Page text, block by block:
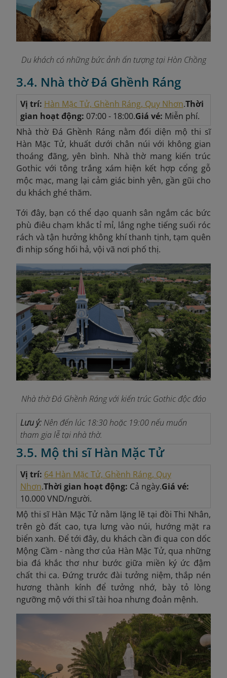
Du khách có những bức ảnh ấn tượng tại Hòn Chồng
3.4. Nhà thờ Đá Ghềnh Ráng
Vị trí: Hàn Mặc Tử, Ghềnh Ráng, Quy Nhơn.Thời
gian hoạt động: 07:00 - 18:00.Giá vé: Miễn phí.
Nhà thờ Đá Ghềnh Ráng nằm đối diện mộ thi sĩ
Hàn Mặc Tử, khuất dưới chân núi với không gian
thoáng đãng, yên bình. Nhà thờ mang kiến trúc
Gothic với tông trắng xám hiện kết hợp cổng gỗ
mộc mạc, mang lại cảm giác binh yên, gần gũi cho
du khách ghé thăm.
Tới đây, bạn có thể dạo quanh sân ngắm các bức
phù điêu chạm khắc tỉ mỉ, lắng nghe tiếng suối róc
rách và tận hưởng không khí thanh tịnh, tạm quên
đi nhịp sống hối hả, vội vã nơi phố thị.
Nhà thờ Đá Ghềnh Ráng với kiến trúc Gothic độc đáo
Lưu ý: Nên đến lúc 18:30 hoặc 19:00 nếu muốn
tham gia lễ tại nhà thờ.
3.5. Mộ thi sĩ Hàn Mặc Tử
Vị trí: 64 Hàn Mặc Tử, Ghềnh Ráng, Quy
Nhơn.Thời gian hoạt động: Cả ngày.Giá vé:
10.000 VND/người.
Mộ thi sĩ Hàn Mặc Tử nằm lặng lẽ tại đồi Thi Nhân,
trên gò đất cao, tựa lưng vào núi, hướng mặt ra
biển xanh. Để tới đây, du khách cần đi qua con dốc
Mộng Cầm - nàng thơ của Hàn Mặc Tử, qua những
bia đá khắc thơ như bước giữa miền ký ức đậm
chất thi ca. Đứng trước đài tưởng niệm, thắp nén
hương thành kính để tưởng nhớ, bày tỏ lòng
ngưỡng mộ với thi sĩ tài hoa nhưng đoản mệnh.